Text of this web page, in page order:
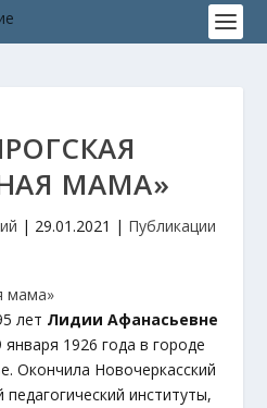
МАМА»
| 29.01.2021 | Публикации
лет Лидии Афанасьевне
1926 года в городе
Окончила Новочеркасский
институты,